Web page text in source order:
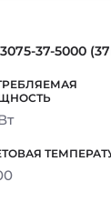
37-5000